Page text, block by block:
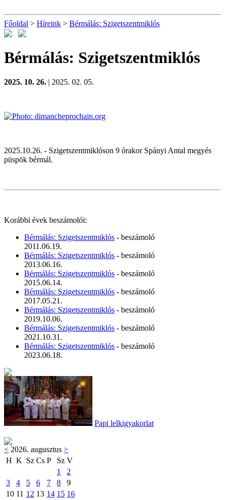
Főoldal > Híreink > Bérmálás: Szigetszentmiklós
Bérmálás: Szigetszentmiklós
2025. 10. 26. | 2025. 02. 05.
2025.10.26. - Szigetszentmiklóson 9 órakor Spányi Antal megyés
püspök bérmál.
Korábbi évek beszámolói:
Bérmálás: Szigetszentmiklós - beszámoló
2011.06.19.
Bérmálás: Szigetszentmiklós - beszámoló
2013.06.16.
Bérmálás: Szigetszentmiklós - beszámoló
2015.06.14.
Bérmálás: Szigetszentmiklós - beszámoló
2017.05.21.
Bérmálás: Szigetszentmiklós - beszámoló
2019.10.06.
Bérmálás: Szigetszentmiklós - beszámoló
2021.10.31.
Bérmálás: Szigetszentmiklós - beszámoló
2023.06.18.
Papi lelkigyakorlat
< 2026. augusztus >
H K Sz Cs P Sz V
1
2
3
4 5 6 7 8
9
10 11 12 13 14 15 16